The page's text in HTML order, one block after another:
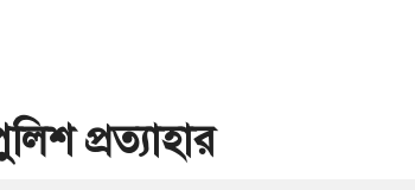
প্রত্যাহার